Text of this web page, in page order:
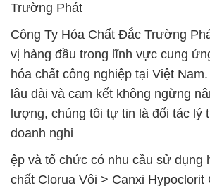
Trường Phát
Công Ty Hóa Chất Đắc Trường
vị hàng đầu trong lĩnh vực cung
hóa chất công nghiệp tại Việt
lâu dài và cam kết không ngừng
lượng, chúng tôi tự tin là đối tác lý
doanh nghi
ệp và tổ chức có nhu cầu sử dụng
chất Clorua Vôi > Canxi Hypoclorit